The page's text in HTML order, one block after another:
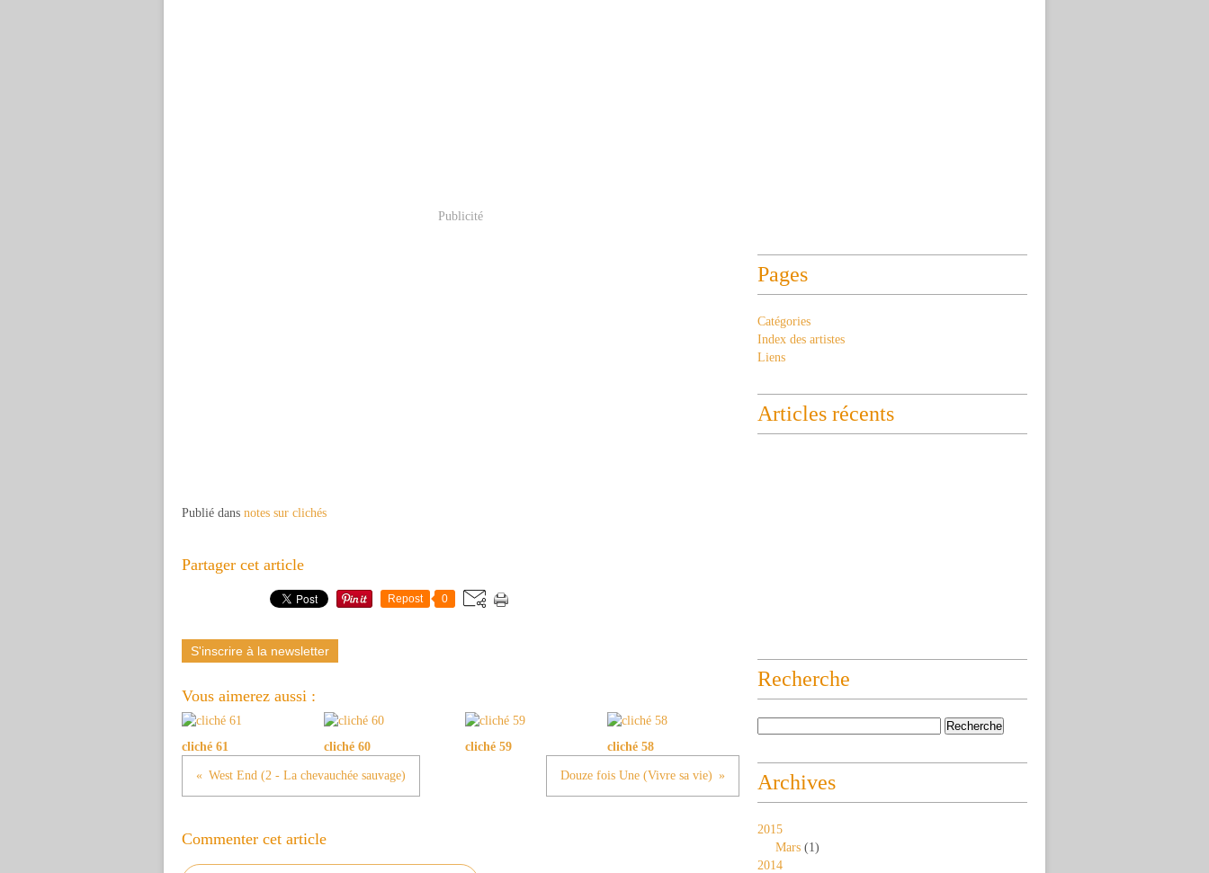
Publicité
Publié dans notes sur clichés
Partager cet article
Repost 0
S'inscrire à la newsletter
Vous aimerez aussi :
cliché 61 cliché 60 cliché 59 cliché 58
West End (2 - La chevauchée sauvage) Douze fois Une (Vivre sa vie)
Commenter cet article
Pages
Catégories
Index des artistes
Liens
Articles récents
Recherche
Archives
2015
Mars (1)
2014